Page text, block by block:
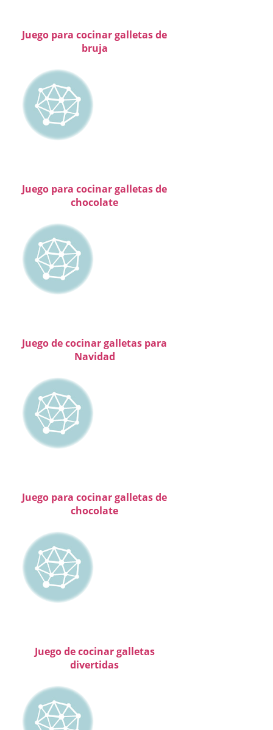
Juego para cocinar galletas de
bruja
Juego para cocinar galletas de
chocolate
Juego de cocinar galletas para
Navidad
Juego para cocinar galletas de
chocolate
Juego de cocinar galletas
divertidas